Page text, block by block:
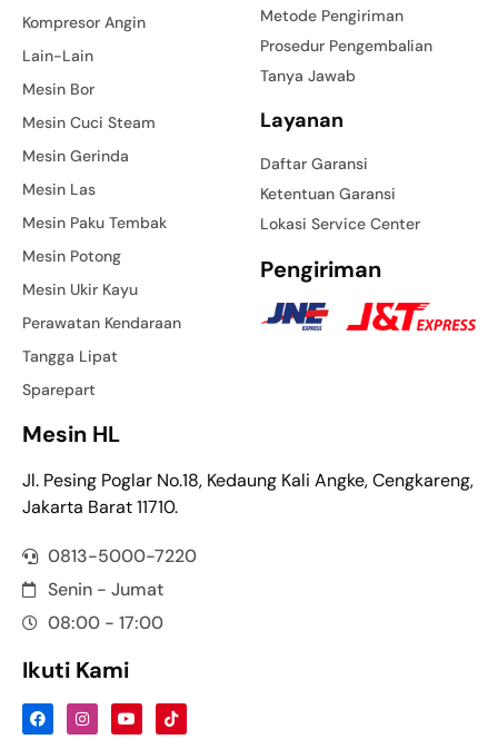
Kompresor Angin
Lain-Lain
Mesin Bor
Mesin Cuci Steam
Mesin Gerinda
Mesin Las
Mesin Paku Tembak
Mesin Potong
Mesin Ukir Kayu
Perawatan Kendaraan
Tangga Lipat
Sparepart
Metode Pengiriman
Prosedur Pengembalian
Tanya Jawab
Layanan
Daftar Garansi
Ketentuan Garansi
Lokasi Service Center
Pengiriman
Mesin HL
Jl. Pesing Poglar No.18, Kedaung Kali Angke, Cengkareng,
Jakarta Barat 11710.
0813-5000-7220
Senin - Jumat
08:00 - 17:00
Ikuti Kami